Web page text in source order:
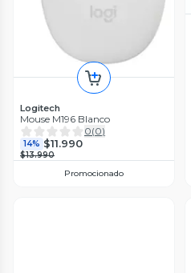
Logitech
Mouse M196 Blanco
0(0)
14% $11.990
$13.990
Promocionado